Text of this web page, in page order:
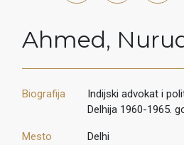
Ahmed,
Biografija
Indijski advokat i
Delhija 1960-1965.
Mesto
Delhi